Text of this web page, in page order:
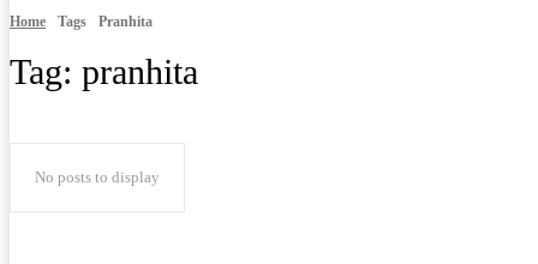
Home Tags Pranhita
Tag: pranhita
No posts to display